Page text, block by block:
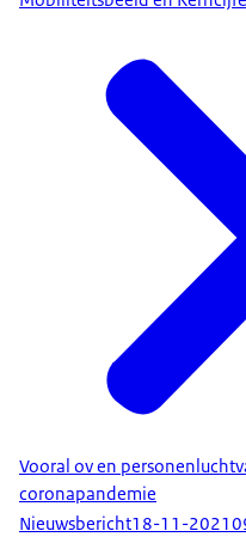
Vooral ov en
coronapandemie
Nieuwsbericht18-11-2021